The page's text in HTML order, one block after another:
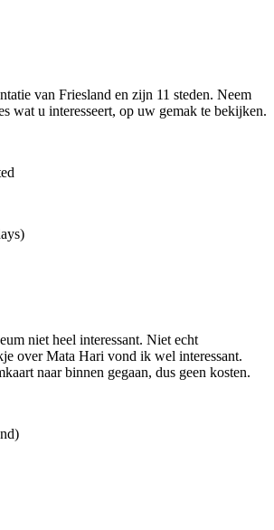
van Friesland en zijn 11 steden. Neem
wat u interesseert, op uw gemak te bekijken.
niet heel interessant. Niet echt
over Mata Hari vond ik wel interessant.
naar binnen gegaan, dus geen kosten.